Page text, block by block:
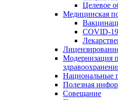
Целевое
Медицинская
COVID-19
Модернизация
Национальные
Полезная
Совещание